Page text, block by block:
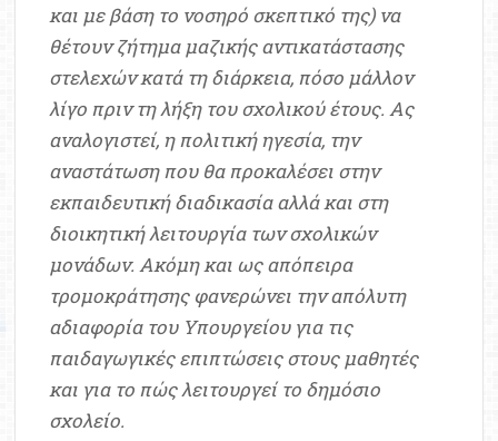
και με βάση το νοσηρό σκεπτικό της) να
θέτουν ζήτημα μαζικής αντικατάστασης
στελεχών κατά τη διάρκεια, πόσο μάλλον
λίγο πριν τη λήξη του σχολικού έτους. Ας
αναλογιστεί, η πολιτική ηγεσία, την
αναστάτωση που θα προκαλέσει στην
εκπαιδευτική διαδικασία αλλά και στη
διοικητική λειτουργία των σχολικών
μονάδων. Ακόμη και ως απόπειρα
τρομοκράτησης φανερώνει την απόλυτη
αδιαφορία του Υπουργείου για τις
παιδαγωγικές επιπτώσεις στους μαθητές
και για το πώς λειτουργεί το δημόσιο
σχολείο.